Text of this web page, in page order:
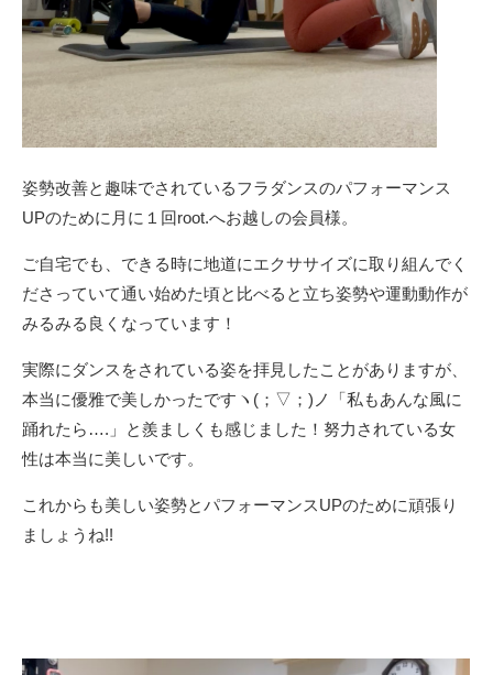
姿勢改善と趣味でされているフラダンスのパフォーマンス
UPのために月に１回root.へお越しの会員様。
ご自宅でも、できる時に地道にエクササイズに取り組んでく
ださっていて通い始めた頃と比べると立ち姿勢や運動動作が
みるみる良くなっています！
実際にダンスをされている姿を拝見したことがありますが、
本当に優雅で美しかったですヽ(；▽；)ノ「私もあんな風に
踊れたら….」と羨ましくも感じました！努力されている女
性は本当に美しいです。
これからも美しい姿勢とパフォーマンスUPのために頑張り
ましょうね!!